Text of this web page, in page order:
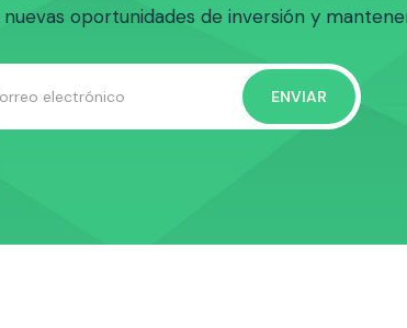
oportunidades de inversión y